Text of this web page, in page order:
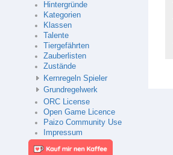
Hintergründe
Kategorien
Klassen
Talente
Tiergefährten
Zauberlisten
Zustände
Kernregeln Spieler
Grundregelwerk
ORC License
Open Game Licence
Paizo Community Use
Impressum